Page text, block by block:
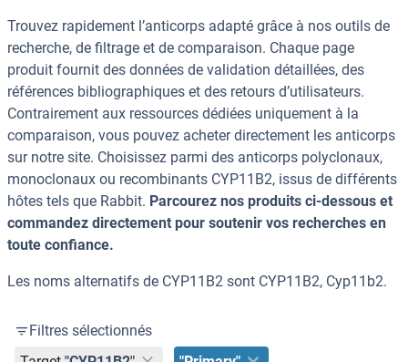
Trouvez rapidement l’anticorps adapté grâce à nos outils de
recherche, de filtrage et de comparaison. Chaque page
produit fournit des données de validation détaillées, des
références bibliographiques et des retours d’utilisateurs.
Contrairement aux ressources dédiées uniquement à la
comparaison, vous pouvez acheter directement les anticorps
sur notre site. Choisissez parmi des anticorps polyclonaux,
monoclonaux ou recombinants CYP11B2, issus de différents
hôtes tels que Rabbit. Parcourez nos produits ci-dessous et
commandez directement pour soutenir vos recherches en
toute confiance.
Les noms alternatifs de CYP11B2 sont CYP11B2, Cyp11b2.
Filtres sélectionnés